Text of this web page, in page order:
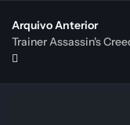
Arquivo Anterior